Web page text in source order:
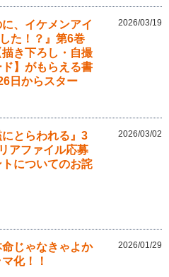
に、イケメンアイ
た！？』第6巻
き下ろし・自撮
】がもらえる書
日からスター
2026/03/19
にとらわれる』3
アファイル応募
についてのお詫
2026/03/02
じゃなきゃよか
化！！
2026/01/29